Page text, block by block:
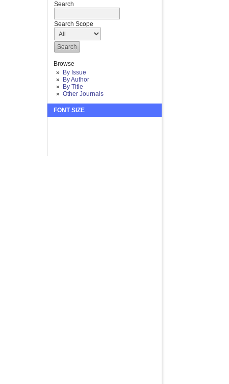
Search
Search Scope
Browse
By Issue
By Author
By Title
Other Journals
FONT SIZE